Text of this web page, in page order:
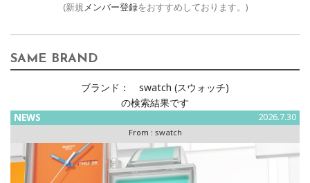
(新規メンバー登録をおすすめしております。)
SAME BRAND
ブランド：
swatch (スウォッチ)
の検索結果です
NEWS 2026.7.30
From : swatch